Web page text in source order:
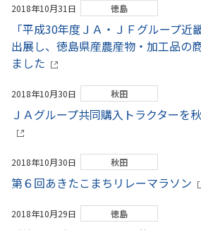
2018年10月31日 徳島
「平成30年度ＪＡ・ＪＦグループ近
出展し、徳島県産農産物・加工品の
ました
2018年10月30日 秋田
ＪＡグループ共同購入トラクターを
2018年10月30日 秋田
第６回あきたこまちリレーマラソン
2018年10月29日 徳島